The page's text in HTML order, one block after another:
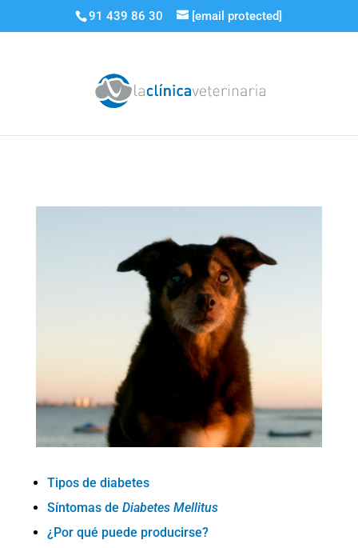
91 439 86 30 [email protected]
Tipos de diabetes
Síntomas de Diabetes Mellitus
¿Por qué puede producirse?